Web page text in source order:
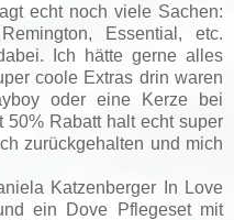
echt noch viele Sachen:
Essential, etc.
Ich hätte gerne alles
coole Extras drin waren
oder eine Kerze bei
Rabatt halt echt super
zurückgehalten und mich
Katzenberger In Love
ein Dove Pflegeset mit